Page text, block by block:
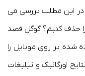
این مطلب بررسی می
حذف کنیم؟ گوگل قصد
شده بر روی موبایل را
اورگانیک و تبلیغات